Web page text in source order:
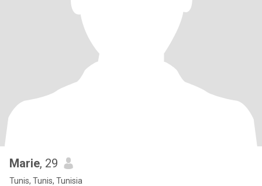
Marie, 29
Tunis, Tunis, Tunisia